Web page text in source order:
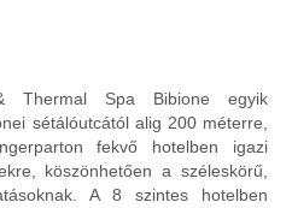
Spa Bibione egyik
sétálóutcától alig 200 méterre,
fekvő hotelben igazi
köszönhetően a széleskörű,
A 8 szintes hotelben